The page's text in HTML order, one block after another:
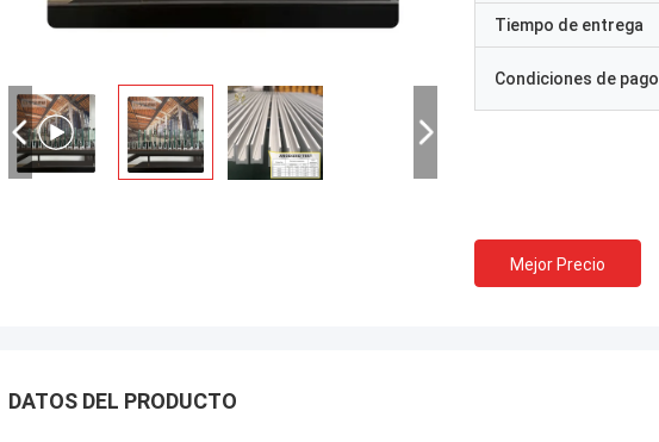
Tiempo de entrega
Condiciones de pago
Mejor Precio
DATOS DEL PRODUCTO